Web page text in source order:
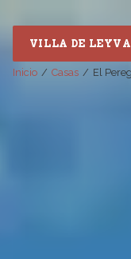
VILLA DE LEYVA
Inicio Casas El